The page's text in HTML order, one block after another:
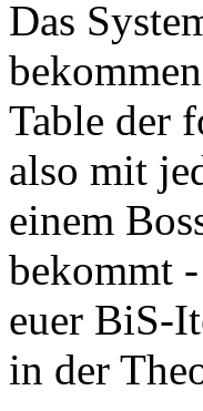
Das
Table der
also mit
einem
bekommt
euer BiS-
in der